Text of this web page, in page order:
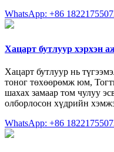
WhatsApp: +86
Хацарт бутлуур хэрхэн
Хацарт бутлуур нь
тоног төхөөрөмж юм,
шахах замаар том чулуу
олборлосон хүдрийн
WhatsApp: +86